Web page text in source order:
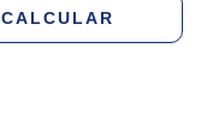
CALCULAR